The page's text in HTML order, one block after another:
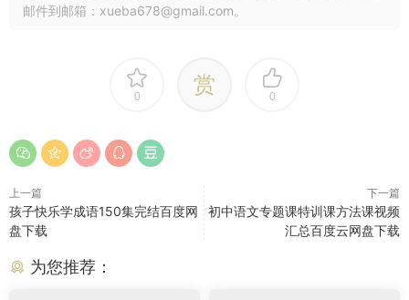
邮件到邮箱：xueba678@gmail.com。
0 赏 0
上一篇
孩子快乐学成语150集完结百度网
盘下载
下一篇
初中语文专题课特训课方法课视频
汇总百度云网盘下载
为您推荐：